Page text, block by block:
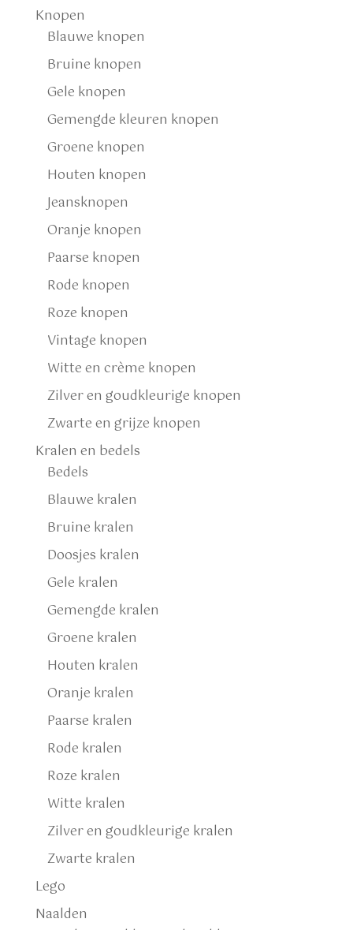
Knopen
Blauwe knopen
Bruine knopen
Gele knopen
Gemengde kleuren knopen
Groene knopen
Houten knopen
Jeansknopen
Oranje knopen
Paarse knopen
Rode knopen
Roze knopen
Vintage knopen
Witte en crème knopen
Zilver en goudkleurige knopen
Zwarte en grijze knopen
Kralen en bedels
Bedels
Blauwe kralen
Bruine kralen
Doosjes kralen
Gele kralen
Gemengde kralen
Groene kralen
Houten kralen
Oranje kralen
Paarse kralen
Rode kralen
Roze kralen
Witte kralen
Zilver en goudkleurige kralen
Zwarte kralen
Lego
Naalden